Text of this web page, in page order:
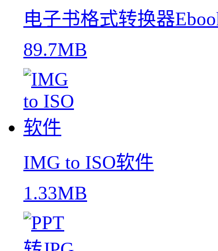
电子书格式转换器
89.7MB
IMG to ISO软件
1.33MB